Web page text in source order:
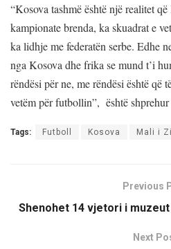
“Kosova tashmë është një realitet
kampionate brenda, ka skuadrat e
ka lidhje me federatën serbe. Edhe
nga Kosova dhe frika se mund t’i
rëndësi për ne, me rëndësi është që
vetëm për futbollin”, është
Tags: Futboll Kosova Mali i Zi
Previous
Shenohet 14 vjetori i
Next